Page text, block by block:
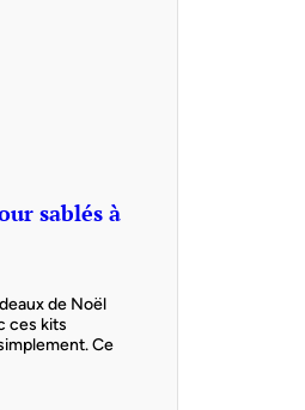
sablés à
de Noël
ces kits
Ce